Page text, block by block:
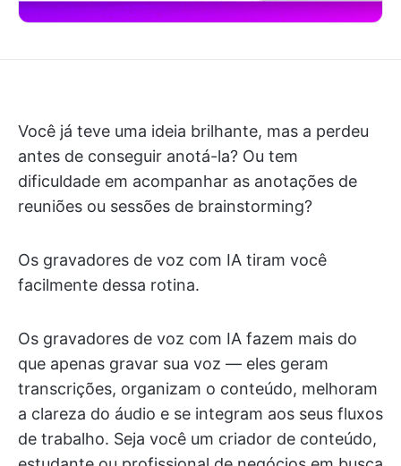
Você já teve uma ideia brilhante, mas a perdeu
antes de conseguir anotá-la? Ou tem
dificuldade em acompanhar as anotações de
reuniões ou sessões de brainstorming?
Os gravadores de voz com IA tiram você
facilmente dessa rotina.
Os gravadores de voz com IA fazem mais do
que apenas gravar sua voz — eles geram
transcrições, organizam o conteúdo, melhoram
a clareza do áudio e se integram aos seus fluxos
de trabalho. Seja você um criador de conteúdo,